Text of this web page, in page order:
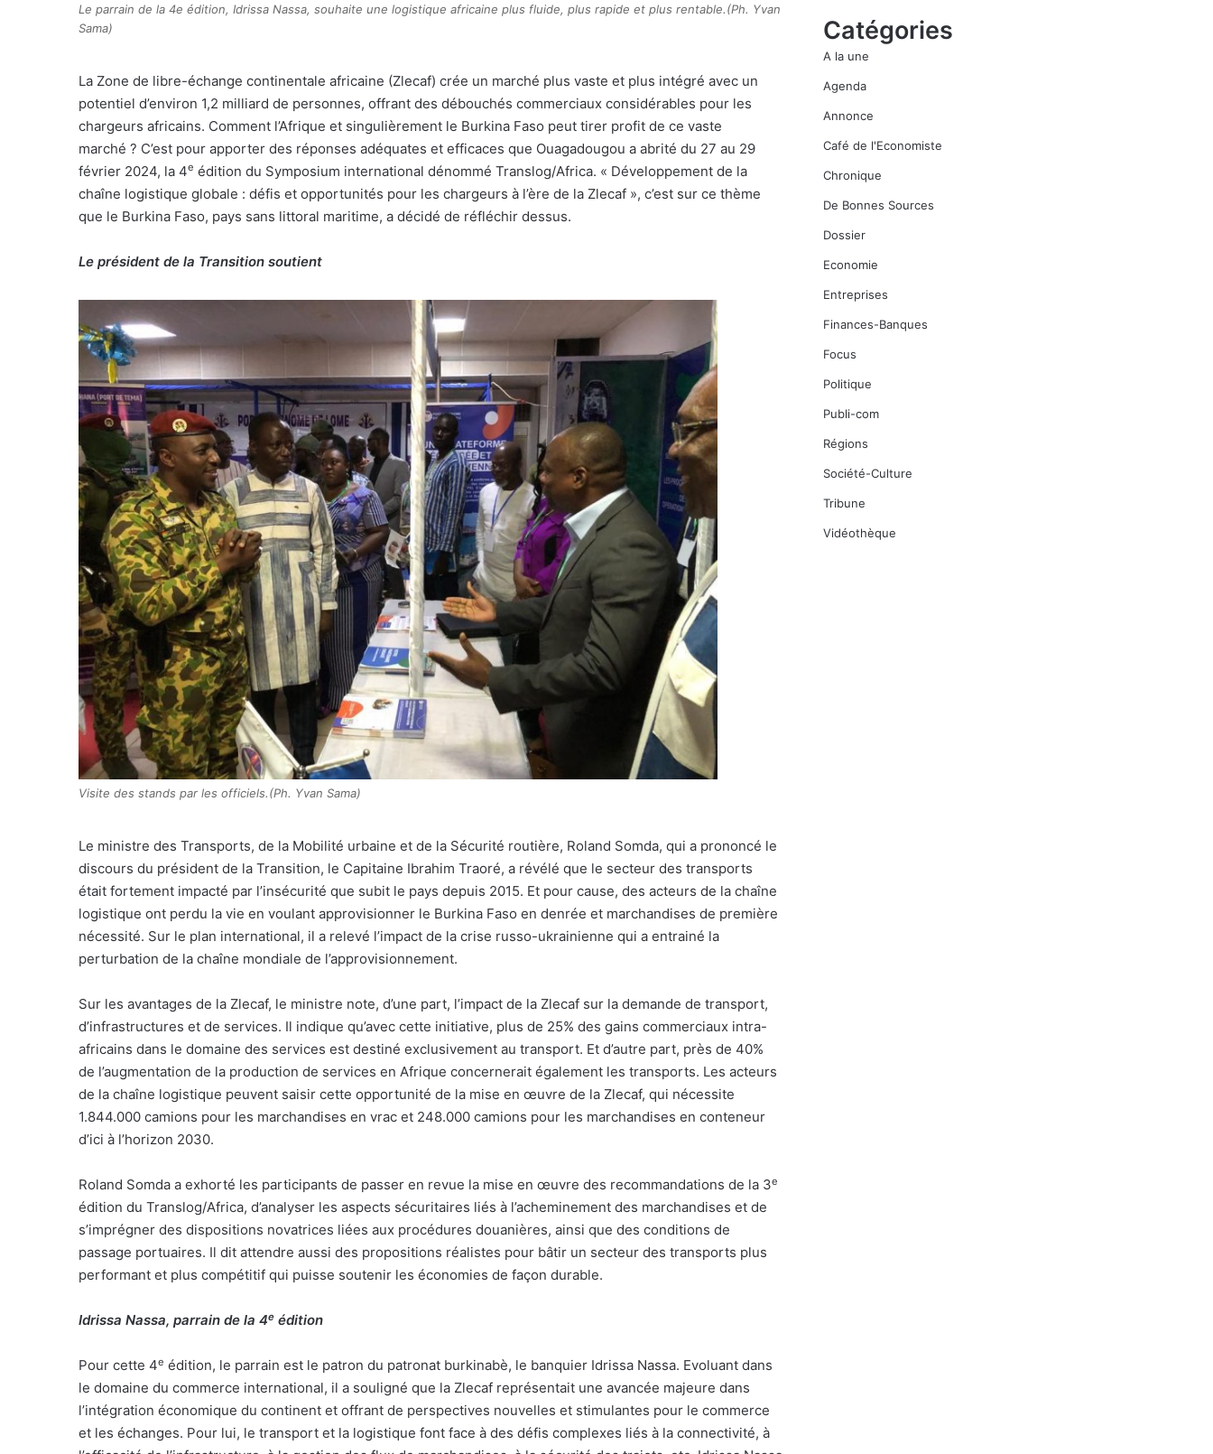
Le parrain de la 4e édition, Idrissa Nassa, souhaite une logistique africaine plus fluide, plus rapide et plus rentable.(Ph. Yvan
Sama)
La Zone de libre-échange continentale africaine (Zlecaf) crée un marché plus vaste et plus intégré avec un
potentiel d’environ 1,2 milliard de personnes, offrant des débouchés commerciaux considérables pour les
chargeurs africains. Comment l’Afrique et singulièrement le Burkina Faso peut tirer profit de ce vaste
marché ? C’est pour apporter des réponses adéquates et efficaces que Ouagadougou a abrité du 27 au 29
février 2024, la 4e édition du Symposium international dénommé Translog/Africa. « Développement de la
chaîne logistique globale : défis et opportunités pour les chargeurs à l’ère de la Zlecaf », c’est sur ce thème
que le Burkina Faso, pays sans littoral maritime, a décidé de réfléchir dessus.
Le président de la Transition soutient
Visite des stands par les officiels.(Ph. Yvan Sama)
Le ministre des Transports, de la Mobilité urbaine et de la Sécurité routière, Roland Somda, qui a prononcé le
discours du président de la Transition, le Capitaine Ibrahim Traoré, a révélé que le secteur des transports
était fortement impacté par l’insécurité que subit le pays depuis 2015. Et pour cause, des acteurs de la chaîne
logistique ont perdu la vie en voulant approvisionner le Burkina Faso en denrée et marchandises de première
nécessité. Sur le plan international, il a relevé l’impact de la crise russo-ukrainienne qui a entrainé la
perturbation de la chaîne mondiale de l’approvisionnement.
Sur les avantages de la Zlecaf, le ministre note, d’une part, l’impact de la Zlecaf sur la demande de transport,
d’infrastructures et de services. Il indique qu’avec cette initiative, plus de 25% des gains commerciaux intra-
africains dans le domaine des services est destiné exclusivement au transport. Et d’autre part, près de 40%
de l’augmentation de la production de services en Afrique concernerait également les transports. Les acteurs
de la chaîne logistique peuvent saisir cette opportunité de la mise en œuvre de la Zlecaf, qui nécessite
1.844.000 camions pour les marchandises en vrac et 248.000 camions pour les marchandises en conteneur
d’ici à l’horizon 2030.
Roland Somda a exhorté les participants de passer en revue la mise en œuvre des recommandations de la 3e
édition du Translog/Africa, d’analyser les aspects sécuritaires liés à l’acheminement des marchandises et de
s’imprégner des dispositions novatrices liées aux procédures douanières, ainsi que des conditions de
passage portuaires. Il dit attendre aussi des propositions réalistes pour bâtir un secteur des transports plus
performant et plus compétitif qui puisse soutenir les économies de façon durable.
Idrissa Nassa, parrain de la 4e édition
Pour cette 4e édition, le parrain est le patron du patronat burkinabè, le banquier Idrissa Nassa. Evoluant dans
le domaine du commerce international, il a souligné que la Zlecaf représentait une avancée majeure dans
l’intégration économique du continent et offrant de perspectives nouvelles et stimulantes pour le commerce
et les échanges. Pour lui, le transport et la logistique font face à des défis complexes liés à la connectivité, à
Catégories
A la une
Agenda
Annonce
Café de l'Economiste
Chronique
De Bonnes Sources
Dossier
Economie
Entreprises
Finances-Banques
Focus
Politique
Publi-com
Régions
Société-Culture
Tribune
Vidéothèque